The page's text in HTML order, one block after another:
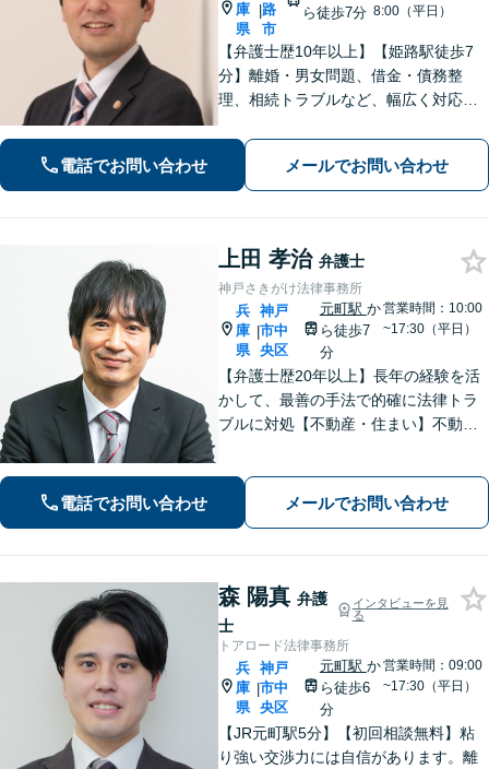
庫
県
|路
市
ら徒歩7分 8:00（平日）
【弁護士歴10年以上】【姫路駅徒歩7
分】離婚・男女問題、借金・債務整
理、相続トラブルなど、幅広く対応可
すい説明を心がけています。依頼者さ
まの置かれている状況と希望に沿った
最善の解決を目指します。
電話でお問い合わせ メールでお問い合わせ
上田 孝治 弁護士
神戸さきがけ法律事務所
兵
庫
県
|
神戸
市中
央区
元町駅 か
ら徒歩7
分
営業時間：10:00
~17:30（平日）
【弁護士歴20年以上】長年の経験を活
かして、最善の手法で的確に法律トラ
ブルに対処【不動産・住まい】不動産
携してワンストップで解決【夜間・休
日相談可】【元町駅7分】
電話でお問い合わせ メールでお問い合わせ
森 陽真 弁護
士
インタビューを見
る
トアロード法律事務所
兵
庫
県
|
神戸
市中
央区
元町駅 か
ら徒歩6
分
営業時間：09:00
~17:30（平日）
【JR元町駅5分】【初回相談無料】粘
り強い交渉力には自信があります。離